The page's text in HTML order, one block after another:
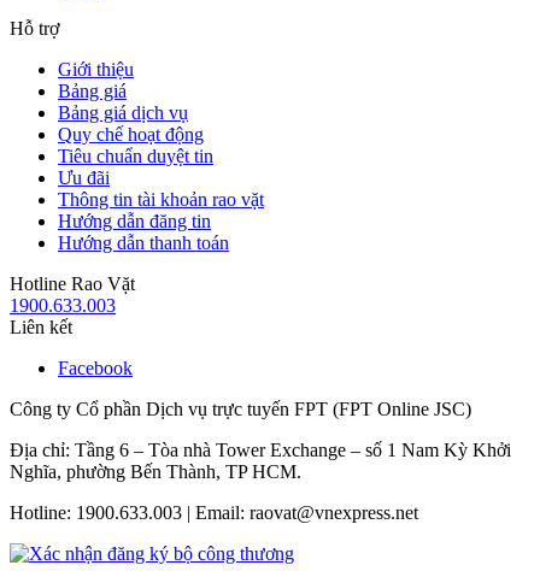
Hỗ trợ
Giới thiệu
Bảng giá
Bảng giá dịch vụ
Quy chế hoạt động
Tiêu chuẩn duyệt tin
Ưu đãi
Thông tin tài khoản rao vặt
Hướng dẫn đăng tin
Hướng dẫn thanh toán
Hotline Rao Vặt
1900.633.003
Liên kết
Facebook
Công ty Cổ phần Dịch vụ trực tuyến FPT (FPT Online JSC)
Địa chỉ: Tầng 6 – Tòa nhà Tower Exchange – số 1 Nam Kỳ Khởi
Nghĩa, phường Bến Thành, TP HCM.
Hotline: 1900.633.003 | Email: raovat@vnexpress.net